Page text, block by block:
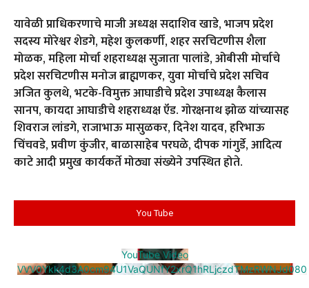
यावेळी प्राधिकरणाचे माजी अध्यक्ष सदाशिव खाडे, भाजप प्रदेश
सदस्य मोरेश्वर शेडगे, महेश कुलकर्णी, शहर सरचिटणीस शैला
मोळक, महिला मोर्चा शहराध्यक्ष सुजाता पालांडे, ओबीसी मोर्चाचे
प्रदेश सरचिटणीस मनोज ब्राह्मणकर, युवा मोर्चाचे प्रदेश सचिव
अजित कुलथे, भटके-विमुक्त आघाडीचे प्रदेश उपाध्यक्ष कैलास
सानप, कायदा आघाडीचे शहराध्यक्ष ऍड. गोरक्षनाथ झोळ यांच्यासह
शिवराज लांडगे, राजाभाऊ मासुळकर, दिनेश यादव, हरिभाऊ
चिंचवडे, प्रवीण कुंजीर, बाळासाहेब परघळे, दीपक गांगुर्डे, आदित्य
काटे आदी प्रमुख कार्यकर्ते मोठ्या संख्येने उपस्थित होते.
You Tube
YouTube Video
VVV0Ykk4d3A0cm94U1VaQUNfY2xrQ1hRLjczdTMzRWNJd080